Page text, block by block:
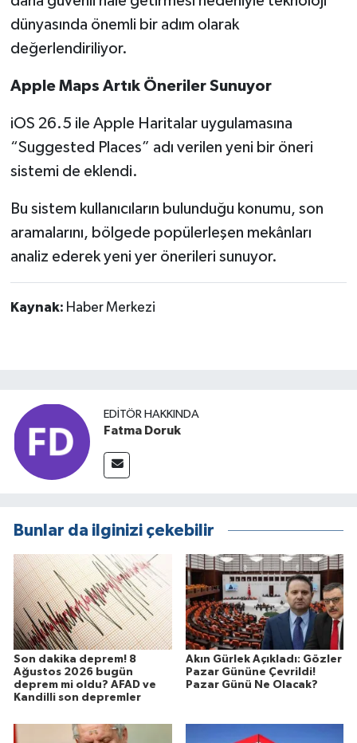
dünyasında önemli bir adım olarak
değerlendiriliyor.
Apple Maps Artık Öneriler Sunuyor
iOS 26.5 ile Apple Haritalar uygulamasına
“Suggested Places” adı verilen yeni bir öneri
sistemi de eklendi.
Bu sistem kullanıcıların bulunduğu konumu, son
aramalarını, bölgede popülerleşen mekânları
analiz ederek yeni yer önerileri sunuyor.
Kaynak: Haber Merkezi
EDITÖR HAKKINDA
Fatma Doruk
Bunlar da ilginizi çekebilir
Son dakika deprem! 8
Ağustos 2026 bugün
deprem mi oldu? AFAD ve
Kandilli son depremler
Akın Gürlek Açıkladı: Gözler
Pazar Gününe Çevrildi!
Pazar Günü Ne Olacak?